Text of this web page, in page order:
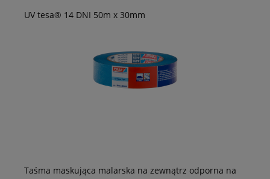
UV tesa® 14 DNI 50m x 30mm
Taśma maskująca malarska na zewnątrz odporna na